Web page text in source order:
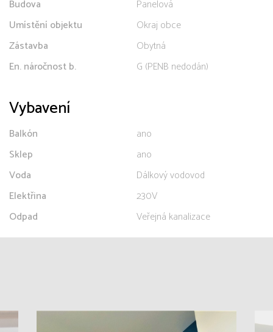
Budova
Panelová
Umístění objektu
Okraj obce
Zástavba
Obytná
En. náročnost b.
G (PENB nedodán)
Vybavení
Balkón
ano
Sklep
ano
Voda
Dálkový vodovod
Elektřina
230V
Odpad
Veřejná kanalizace